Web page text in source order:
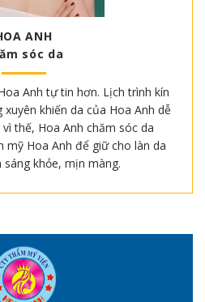
ANH
sóc da
Anh tự tin hơn. Lịch trình kín
khiến da của Hoa Anh dễ
thế, Hoa Anh chăm sóc da
mỹ Hoa Anh để giữ cho làn da
khỏe, mịn màng.